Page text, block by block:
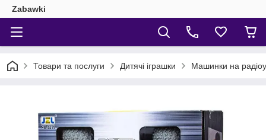
Zabawki
Товари та послуги Дитячі іграшки Машинки на